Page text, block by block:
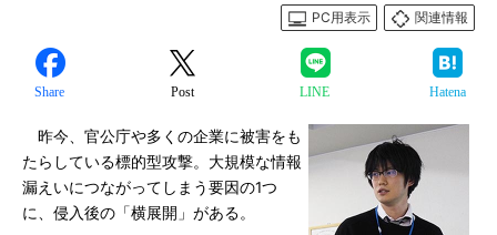
PC用表示
関連情報
Share Post LINE Hatena
昨今、官公庁や多くの企業に被害をも
たらしている標的型攻撃。大規模な情報
漏えいにつながってしまう要因の1つ
に、侵入後の「横展開」がある。